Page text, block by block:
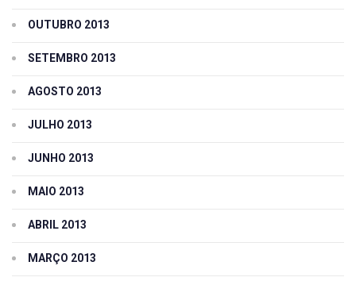
OUTUBRO 2013
SETEMBRO 2013
AGOSTO 2013
JULHO 2013
JUNHO 2013
MAIO 2013
ABRIL 2013
MARÇO 2013